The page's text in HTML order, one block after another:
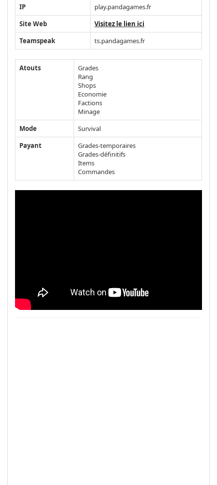
IP
play.pandagames.fr
Site Web
Visitez le lien ici
Teamspeak
ts.pandagames.fr
Atouts
Grades
Rang
Shops
Economie
Factions
Minage
Mode
Survival
Payant
Grades-temporaires
Grades-définitifs
Items
Commandes